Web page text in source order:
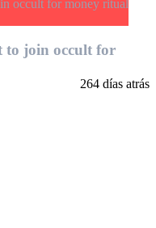
join occult for
264 días atrás